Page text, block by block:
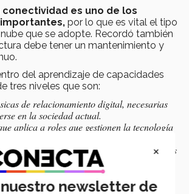
conectividad es uno de los
por lo que es vital el tipo
que se adopte. Recordó también
debe tener un mantenimiento y
del aprendizaje de capacidades
tres niveles que son:
de relacionamiento digital, necesarias
en la sociedad actual.
aplica a roles que gestionen la tecnología
investigadores, desarrolladores y creadores
×
newsletter de